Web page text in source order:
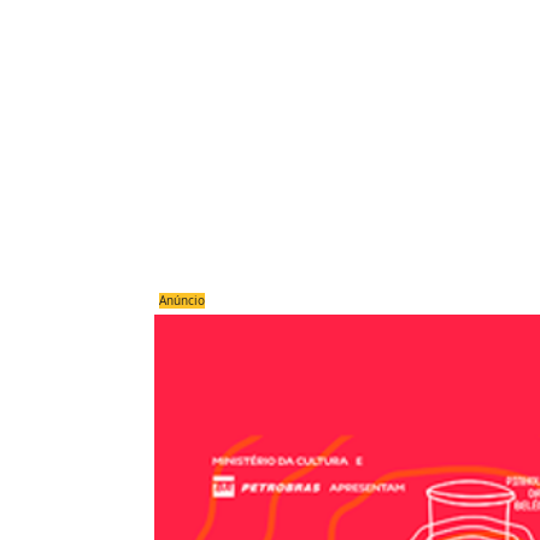
Anúncio